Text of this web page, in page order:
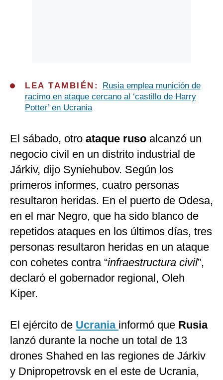
LEA TAMBIÉN:
Rusia emplea munición de
racimo en ataque cercano al ‘castillo de Harry
Potter’ en Ucrania
El sábado, otro ataque ruso alcanzó un
negocio civil en un distrito industrial de
Járkiv, dijo Syniehubov. Según los
primeros informes, cuatro personas
resultaron heridas. En el puerto de Odesa,
en el mar Negro, que ha sido blanco de
repetidos ataques en los últimos días, tres
personas resultaron heridas en un ataque
con cohetes contra “infraestructura civil”,
declaró el gobernador regional, Oleh
Kiper.
El ejército de Ucrania informó que Rusia
lanzó durante la noche un total de 13
drones Shahed en las regiones de Járkiv
y Dnipropetrovsk en el este de Ucrania,